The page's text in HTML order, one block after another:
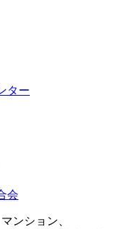
ンション、